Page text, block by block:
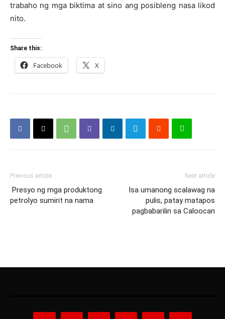
trabaho ng mga biktima at sino ang posibleng nasa likod
nito.
Share this:
Facebook X
Previous article
Presyo ng mga produktong
petrolyo sumirit na nama
Next article
Isa umanong scalawag na
pulis, patay matapos
pagbabarilin sa Caloocan